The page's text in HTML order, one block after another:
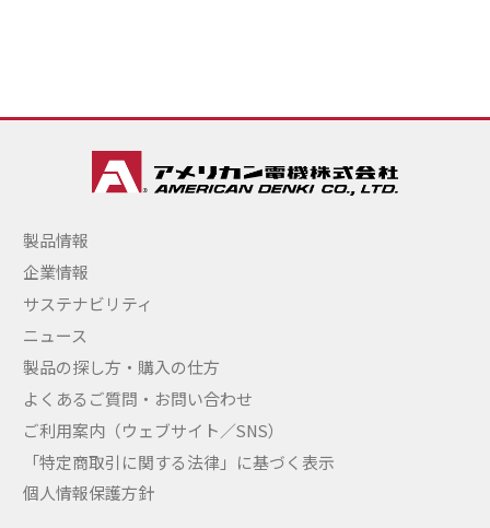
製品情報
企業情報
サステナビリティ
ニュース
製品の探し方・購入の仕方
よくあるご質問・お問い合わせ
ご利用案内（ウェブサイト／SNS）
「特定商取引に関する法律」に基づく表示
個人情報保護方針